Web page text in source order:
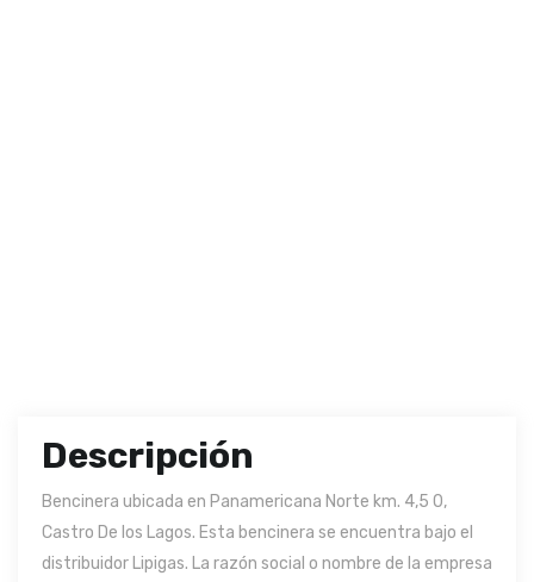
Descripción
Bencinera ubicada en Panamericana Norte km. 4,5 0,
Castro De los Lagos. Esta bencinera se encuentra bajo el
distribuidor Lipigas. La razón social o nombre de la empresa